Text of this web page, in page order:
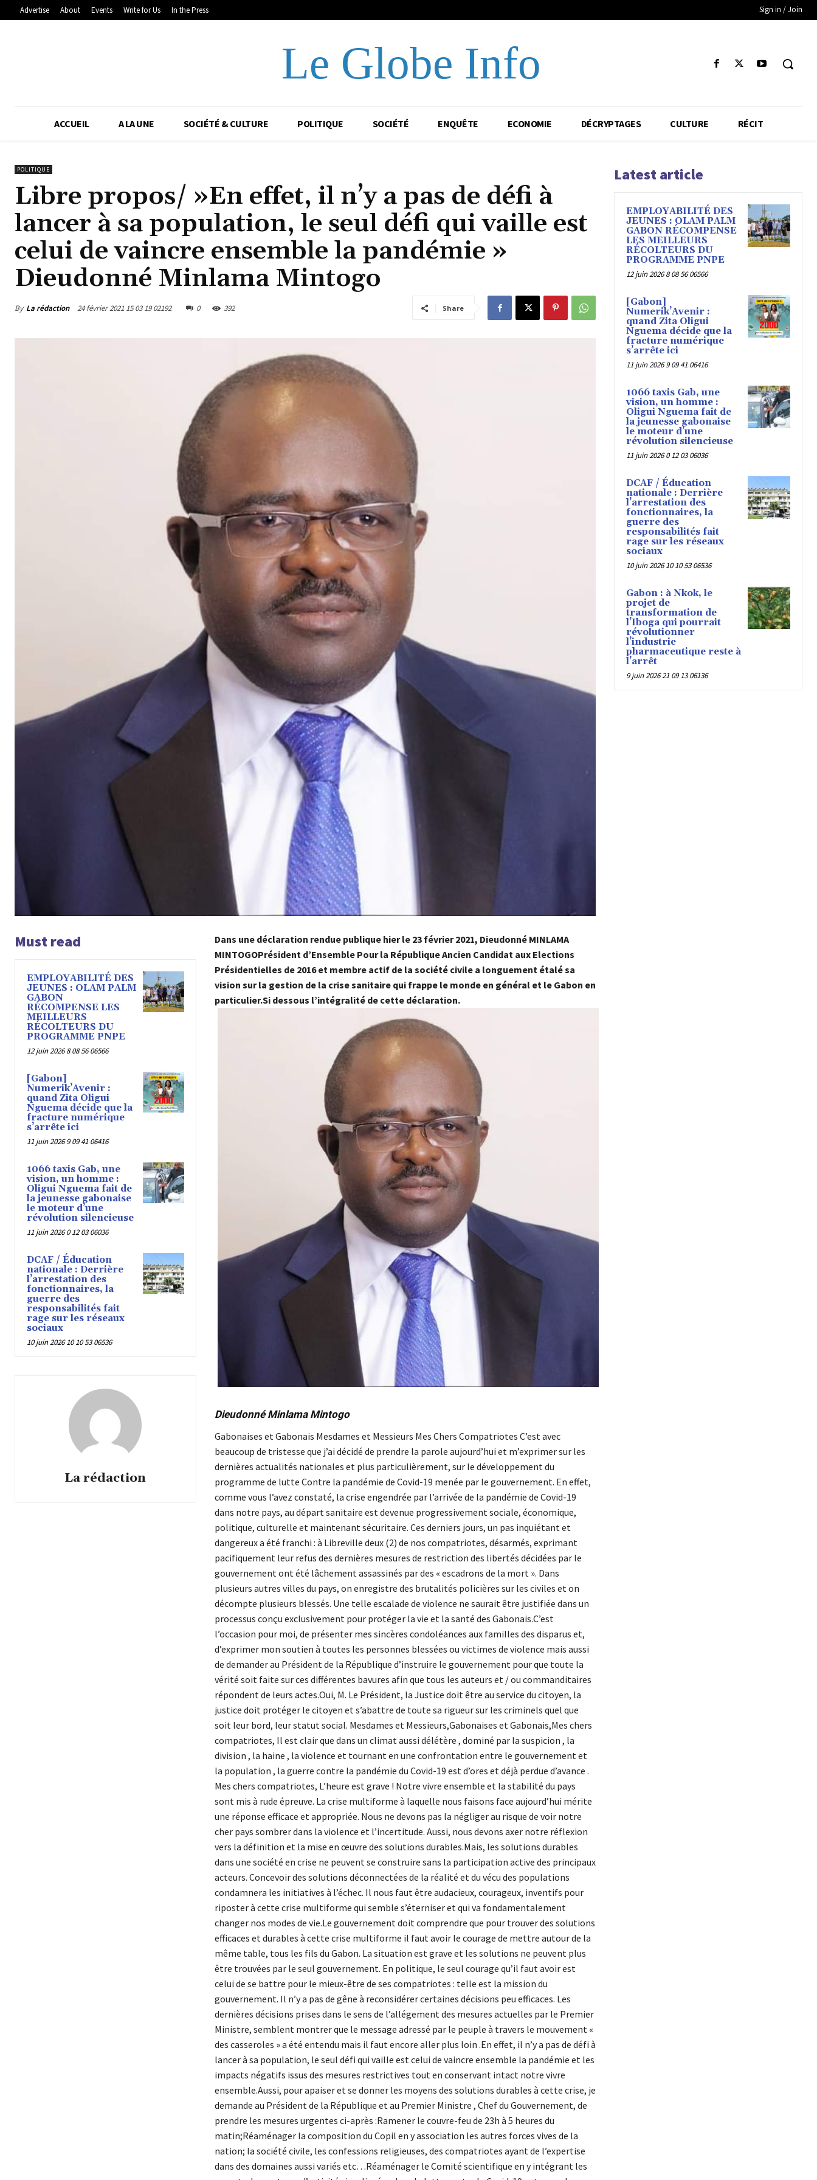
Advertise About Events Write for Us In the Press Sign in / Join
Le Globe Info
ACCUEIL A LA UNE SOCIÉTÉ & CULTURE POLITIQUE SOCIÉTÉ ENQUÊTE ECONOMIE DÉCRYPTAGES CULTURE RÉCIT
POLITIQUE
Libre propos/ »En effet, il n’y a pas de défi à
lancer à sa population, le seul défi qui vaille est
celui de vaincre ensemble la pandémie »
Dieudonné Minlama Mintogo
By La rédaction 24 février 2021 15 03 19 02192 0 392 Share
Must read
EMPLOYABILITÉ DES
JEUNES : OLAM PALM
GABON
RÉCOMPENSE LES
MEILLEURS
RÉCOLTEURS DU
PROGRAMME PNPE
12 juin 2026 8 08 56 06566
[Gabon]
Numerik’Avenir :
quand Zita Oligui
Nguema décide que la
fracture numérique
s’arrête ici
11 juin 2026 9 09 41 06416
1066 taxis Gab, une
vision, un homme :
Oligui Nguema fait de
la jeunesse gabonaise
le moteur d’une
révolution silencieuse
11 juin 2026 0 12 03 06036
DCAF / Éducation
nationale : Derrière
l’arrestation des
fonctionnaires, la
guerre des
responsabilités fait
rage sur les réseaux
sociaux
10 juin 2026 10 10 53 06536
La rédaction
Dans une déclaration rendue publique hier le 23 février 2021, Dieudonné MINLAMA
MINTOGOPrésident d’Ensemble Pour la République Ancien Candidat aux Elections
Présidentielles de 2016 et membre actif de la société civile a longuement étalé sa
vision sur la gestion de la crise sanitaire qui frappe le monde en général et le Gabon en
particulier.Si dessous l’intégralité de cette déclaration.
Dieudonné Minlama Mintogo
Gabonaises et Gabonais Mesdames et Messieurs Mes Chers Compatriotes C’est avec
beaucoup de tristesse que j’ai décidé de prendre la parole aujourd’hui et m’exprimer sur les
dernières actualités nationales et plus particulièrement, sur le développement du
programme de lutte Contre la pandémie de Covid-19 menée par le gouvernement. En effet,
comme vous l’avez constaté, la crise engendrée par l’arrivée de la pandémie de Covid-19
dans notre pays, au départ sanitaire est devenue progressivement sociale, économique,
politique, culturelle et maintenant sécuritaire. Ces derniers jours, un pas inquiétant et
dangereux a été franchi : à Libreville deux (2) de nos compatriotes, désarmés, exprimant
pacifiquement leur refus des dernières mesures de restriction des libertés décidées par le
gouvernement ont été lâchement assassinés par des « escadrons de la mort ». Dans
plusieurs autres villes du pays, on enregistre des brutalités policières sur les civiles et on
décompte plusieurs blessés. Une telle escalade de violence ne saurait être justifiée dans un
processus conçu exclusivement pour protéger la vie et la santé des Gabonais.C’est
l’occasion pour moi, de présenter mes sincères condoléances aux familles des disparus et,
d’exprimer mon soutien à toutes les personnes blessées ou victimes de violence mais aussi
de demander au Président de la République d’instruire le gouvernement pour que toute la
vérité soit faite sur ces différentes bavures afin que tous les auteurs et / ou commanditaires
répondent de leurs actes.Oui, M. Le Président, la Justice doit être au service du citoyen, la
justice doit protéger le citoyen et s’abattre de toute sa rigueur sur les criminels quel que
soit leur bord, leur statut social. Mesdames et Messieurs,Gabonaises et Gabonais,Mes chers
compatriotes, Il est clair que dans un climat aussi délétère , dominé par la suspicion , la
division , la haine , la violence et tournant en une confrontation entre le gouvernement et
la population , la guerre contre la pandémie du Covid-19 est d’ores et déjà perdue d’avance .
Mes chers compatriotes, L’heure est grave ! Notre vivre ensemble et la stabilité du pays
sont mis à rude épreuve. La crise multiforme à laquelle nous faisons face aujourd’hui mérite
une réponse efficace et appropriée. Nous ne devons pas la négliger au risque de voir notre
cher pays sombrer dans la violence et l’incertitude. Aussi, nous devons axer notre réflexion
vers la définition et la mise en œuvre des solutions durables.Mais, les solutions durables
dans une société en crise ne peuvent se construire sans la participation active des principaux
acteurs. Concevoir des solutions déconnectées de la réalité et du vécu des populations
condamnera les initiatives à l’échec. Il nous faut être audacieux, courageux, inventifs pour
riposter à cette crise multiforme qui semble s’éterniser et qui va fondamentalement
changer nos modes de vie.Le gouvernement doit comprendre que pour trouver des solutions
efficaces et durables à cette crise multiforme il faut avoir le courage de mettre autour de la
même table, tous les fils du Gabon. La situation est grave et les solutions ne peuvent plus
être trouvées par le seul gouvernement. En politique, le seul courage qu’il faut avoir est
celui de se battre pour le mieux-être de ses compatriotes : telle est la mission du
gouvernement. Il n’y a pas de gêne à reconsidérer certaines décisions peu efficaces. Les
dernières décisions prises dans le sens de l’allégement des mesures actuelles par le Premier
Ministre, semblent montrer que le message adressé par le peuple à travers le mouvement «
des casseroles » a été entendu mais il faut encore aller plus loin .En effet, il n’y a pas de défi à
lancer à sa population, le seul défi qui vaille est celui de vaincre ensemble la pandémie et les
impacts négatifs issus des mesures restrictives tout en conservant intact notre vivre
ensemble.Aussi, pour apaiser et se donner les moyens des solutions durables à cette crise, je
demande au Président de la République et au Premier Ministre , Chef du Gouvernement, de
prendre les mesures urgentes ci-après :Ramener le couvre-feu de 23h à 5 heures du
matin;Réaménager la composition du Copil en y association les autres forces vives de la
nation; la société civile, les confessions religieuses, des compatriotes ayant de l’expertise
dans des domaines aussi variés etc…Réaménager le Comité scientifique en y intégrant les
Latest article
EMPLOYABILITÉ DES
JEUNES : OLAM PALM
GABON RÉCOMPENSE
LES MEILLEURS
RÉCOLTEURS DU
PROGRAMME PNPE
12 juin 2026 8 08 56 06566
[Gabon]
Numerik’Avenir :
quand Zita Oligui
Nguema décide que la
fracture numérique
s’arrête ici
11 juin 2026 9 09 41 06416
1066 taxis Gab, une
vision, un homme :
Oligui Nguema fait de
la jeunesse gabonaise
le moteur d’une
révolution silencieuse
11 juin 2026 0 12 03 06036
DCAF / Éducation
nationale : Derrière
l’arrestation des
fonctionnaires, la
guerre des
responsabilités fait
rage sur les réseaux
sociaux
10 juin 2026 10 10 53 06536
Gabon : à Nkok, le
projet de
transformation de
l’Iboga qui pourrait
révolutionner
l’industrie
pharmaceutique reste à
l’arrêt
9 juin 2026 21 09 13 06136